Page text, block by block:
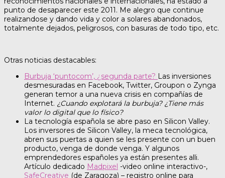
punto de desaparecer este 2011. Me alegro que continue
realizandose y dando vida y color a solares abandonados,
totalmente dejados, peligrosos, con basuras de todo tipo, etc.
Otras noticias destacables:
Burbuja ‘puntocom’, ¿segunda parte? Las inversiones
desmesuradas en Facebook, Twitter, Groupon o Zynga
generan temor a una nueva crisis en compañías de
Internet. ¿Cuando explotará la burbuja? ¿Tiene más
valor lo digital que lo físico?
La tecnología española se abre paso en Silicon Valley.
Los inversores de Silicon Valley, la meca tecnológica,
abren sus puertas a quien se les presente con un buen
producto, venga de donde venga. Y algunos
emprendedores españoles ya están presentes alli.
Artículo dedicado Madpixel -video online interactivo-,
SafeCreative (de Zaragoza) – registro online para